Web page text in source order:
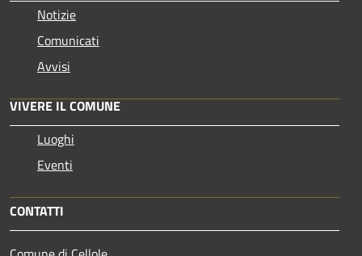
Notizie
Comunicati
Avvisi
VIVERE IL COMUNE
Luoghi
Eventi
CONTATTI